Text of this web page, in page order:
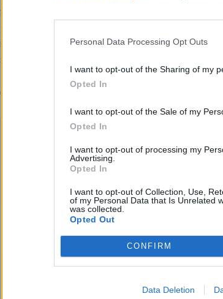
Personal Data Processing Opt Outs
I want to opt-out of the Sharing of my
Opted In
I want to opt-out of the Sale of my
Opted In
I want to opt-out of processing my
Advertising.
Opted In
I want to opt-out of Collection, Use,
of my Personal Data that Is Unrelated
was collected.
Opted Out
CONFIRM
Data Deletion
Karr sagte einst: „Der wahre Pariser liebt
Nach diesem Motto präsentiert das 368-
nicht romantisch verklärt, wie es in der
ein Paris für alle, die mehr als den Eiffelturm
„Paris by Paris“, Assouline, ca. 250.—,